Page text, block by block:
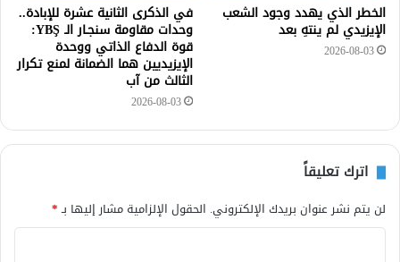
الخطر الذي يهدد وجود الشعب
الإيزيدي لم ينتهِ بعد
2026-08-03
في الذكرى الثانية عشرة للإبادة..
وحدات مقاومة سنجـار الـ YBŞ:
قوة الدفاع الذاتي ووحدة
الإيزيديين هما الضمانة لمنع تكرار
الثالث من آب
2026-08-03
اترك تعليقاً
لن يتم نشر عنوان بريدك الإلكتروني. الحقول الإلزامية مشار إليها بـ*